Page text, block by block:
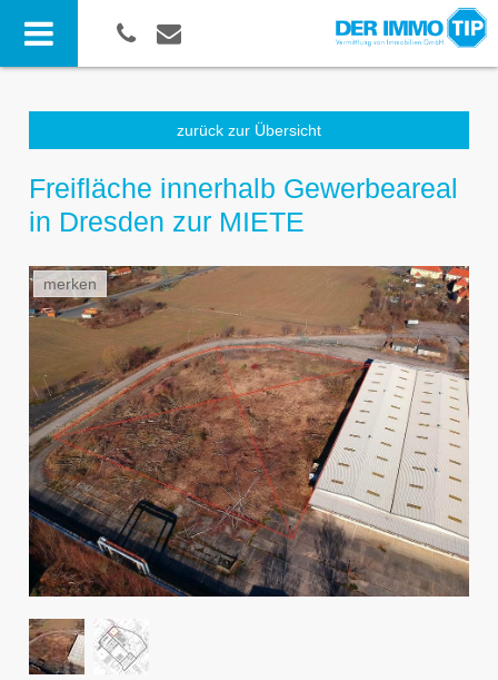
zurück zur Übersicht
Freifläche innerhalb Gewerbeareal
in Dresden zur MIETE
merken